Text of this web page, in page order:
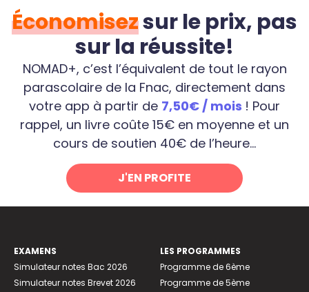
Économisezsur le prix, pas
sur la réussite!
NOMAD+, c’est l’équivalent de tout le rayon
parascolaire de la Fnac, directement dans
votre app à partir de 7,50€ / mois ! Pour
rappel, un livre coûte 15€ en moyenne et un
cours de soutien 40€ de l’heure...
J'EN PROFITE
EXAMENS
Simulateur notes Bac 2026
Simulateur notes Brevet 2026
LES PROGRAMMES
Programme de 6ème
Programme de 5ème